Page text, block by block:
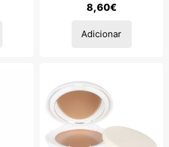
8,60€
Adicionar